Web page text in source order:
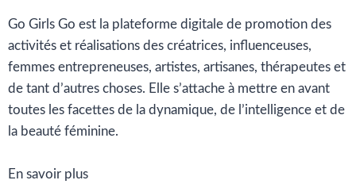
Go Girls Go est la plateforme digitale de promotion des
activités et réalisations des créatrices, influenceuses,
femmes entrepreneuses, artistes, artisanes, thérapeutes et
de tant d’autres choses. Elle s’attache à mettre en avant
toutes les facettes de la dynamique, de l’intelligence et de
la beauté féminine.
En savoir plus